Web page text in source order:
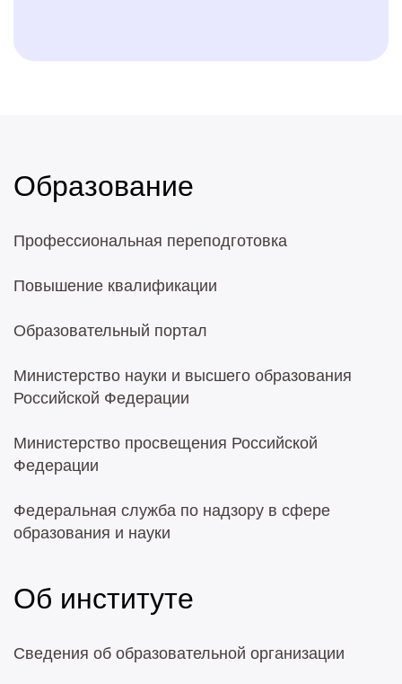
Образование
Профессиональная переподготовка
Повышение квалификации
Образовательный портал
Министерство науки и высшего образования
Российской Федерации
Министерство просвещения Российской
Федерации
Федеральная служба по надзору в сфере
образования и науки
Об институте
Сведения об образовательной организации